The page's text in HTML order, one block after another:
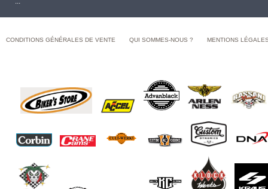
CONDITIONS GÉNÉRALES DE VENTE QUI SOMMES-NOUS ? MENTIONS